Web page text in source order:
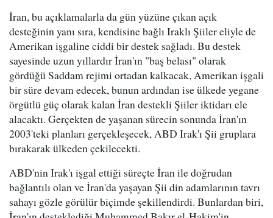
İran, bu açıklamalarla da gün yüzüne çıkan açık
desteğinin yanı sıra, kendisine bağlı Iraklı Şiiler eliyle de
Amerikan işgaline ciddi bir destek sağladı. Bu destek
sayesinde uzun yıllardır İran'ın "baş belası" olarak
gördüğü Saddam rejimi ortadan kalkacak, Amerikan işgali
bir süre devam edecek, bunun ardından ise ülkede yegane
örgütlü güç olarak kalan İran destekli Şiiler iktidarı ele
alacaktı. Gerçekten de yaşanan sürecin sonunda İran'ın
2003'teki planları gerçekleşecek, ABD Irak'ı Şii gruplara
bırakarak ülkeden çekilecekti.
ABD'nin Irak'ı işgal ettiği süreçte İran ile doğrudan
bağlantılı olan ve İran'da yaşayan Şii din adamlarının tavrı
sahayı gözle görülür biçimde şekillendirdi. Bunlardan biri,